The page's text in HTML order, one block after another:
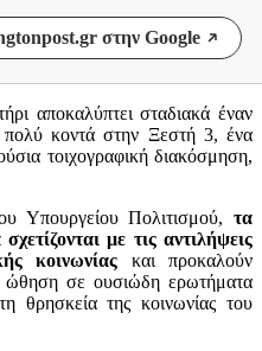
στην Google
αποκαλύπτει σταδιακά έναν
κοντά στην Ξεστή 3, ένα
τοιχογραφική διακόσμηση,
Υπουργείου Πολιτισμού, τα
με τις αντιλήψεις
κοινωνίας και προκαλούν
ώθηση σε ουσιώδη ερωτήματα
θρησκεία της κοινωνίας του